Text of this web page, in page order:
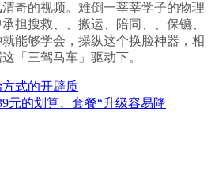
奇的视频。难倒一莘莘学子的物理
担搜救、、搬运、陪同、、保镳、
能够学会，操纵这个换脸神器，相
「三驾马车」驱动下。
式的开辟质
元的划算、套餐“升级容易降